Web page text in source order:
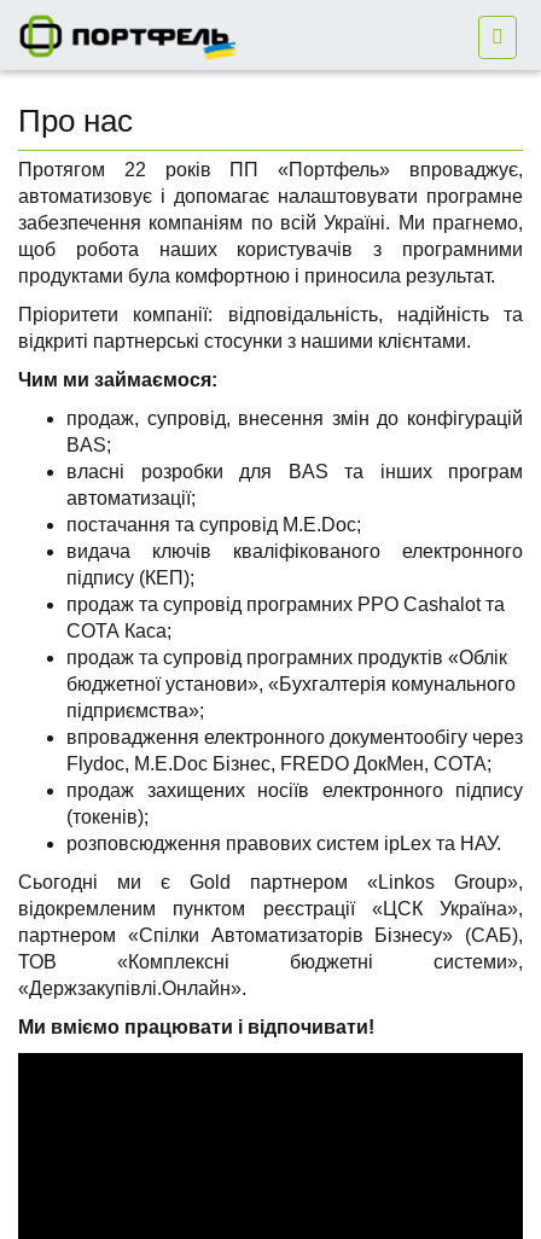
Про нас
Протягом 22 років ПП «Портфель» впроваджує,
автоматизовує і допомагає налаштовувати програмне
забезпечення компаніям по всій Україні. Ми прагнемо,
щоб робота наших користувачів з програмними
продуктами була комфортною і приносила результат.
Пріоритети компанії: відповідальність, надійність та
відкриті партнерські стосунки з нашими клієнтами.
Чим ми займаємося:
продаж, супровід, внесення змін до конфігурацій
BAS;
власні розробки для BAS та інших програм
автоматизації;
постачання та супровід M.E.Doc;
видача ключів кваліфікованого електронного
підпису (КЕП);
продаж та супровід програмних РРО Cashalot та
СОТА Каса;
продаж та супровід програмних продуктів «Облік
бюджетної установи», «Бухгалтерія комунального
підприємства»;
впровадження електронного документообігу через
Flydoc, M.E.Doc Бізнес, FREDO ДокМен, СОТА;
продаж захищених носіїв електронного підпису
(токенів);
розповсюдження правових систем ipLex та НАУ.
Сьогодні ми є Gold партнером «Linkos Group»,
відокремленим пунктом реєстрації «ЦСК Україна»,
партнером «Спілки Автоматизаторів Бізнесу» (САБ),
ТОВ «Комплексні бюджетні системи»,
«Держзакупівлі.Онлайн».
Ми вміємо працювати і відпочивати!